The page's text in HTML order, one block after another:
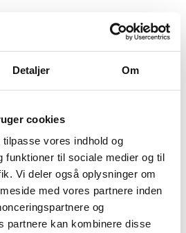
Detaljer Om
cookies
vores indhold og
funktioner til sociale medier og til
Vi deler også oplysninger om
med vores partnere inden
og
partnere kan kombinere disse